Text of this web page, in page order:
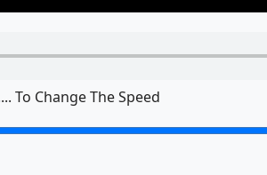
To Change The Speed